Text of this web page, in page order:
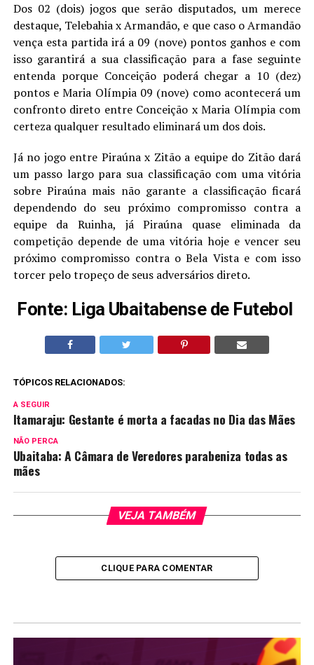
Dos 02 (dois) jogos que serão disputados, um merece
destaque, Telebahia x Armandão, e que caso o Armandão
vença esta partida irá a 09 (nove) pontos ganhos e com
isso garantirá a sua classificação para a fase seguinte
entenda porque Conceição poderá chegar a 10 (dez)
pontos e Maria Olímpia 09 (nove) como acontecerá um
confronto direto entre Conceição x Maria Olímpia com
certeza qualquer resultado eliminará um dos dois.
Já no jogo entre Piraúna x Zitão a equipe do Zitão dará
um passo largo para sua classificação com uma vitória
sobre Piraúna mais não garante a classificação ficará
dependendo do seu próximo compromisso contra a
equipe da Ruinha, já Piraúna quase eliminada da
competição depende de uma vitória hoje e vencer seu
próximo compromisso contra o Bela Vista e com isso
torcer pelo tropeço de seus adversários direto.
Fonte: Liga Ubaitabense de Futebol
TÓPICOS RELACIONADOS:
A SEGUIR
Itamaraju: Gestante é morta a facadas no Dia das Mães
NÃO PERCA
Ubaitaba: A Câmara de Veredores parabeniza todas as
mães
VEJA TAMBÉM
CLIQUE PARA COMENTAR